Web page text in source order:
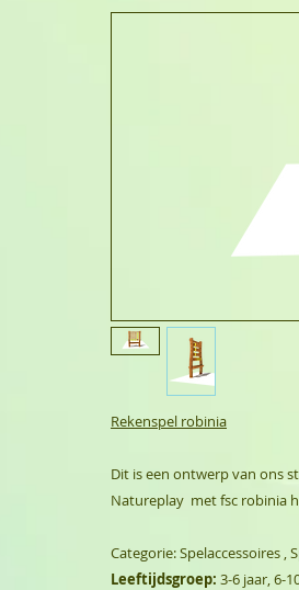
Rekenspel robinia
Dit is een ontwerp van ons
Natureplay met fsc robinia
Categorie: Spelaccessoires ,
Leeftijdsgroep: 3-6 jaar, 6-